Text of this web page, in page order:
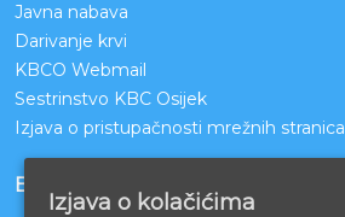
Javna nabava
Darivanje krvi
KBCO Webmail
Sestrinstvo KBC Osijek
Izjava o pristupačnosti mrežnih stranica
BOLNICE PARTNERI
Izjava o kolačićima